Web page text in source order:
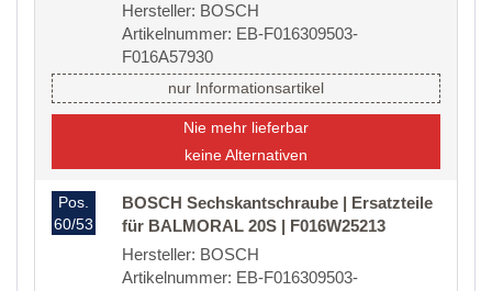
Hersteller: BOSCH
Artikelnummer: EB-F016309503-
F016A57930
nur Informationsartikel
Nie mehr lieferbar
keine Alternativen
Pos.
60/53
BOSCH Sechskantschraube | Ersatzteile
für BALMORAL 20S | F016W25213
Hersteller: BOSCH
Artikelnummer: EB-F016309503-